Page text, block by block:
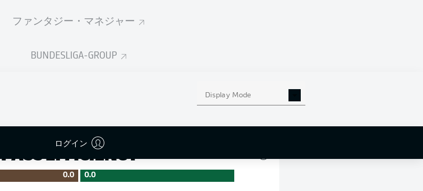
ファンタジー・マネジャー
BUNDESLIGA-GROUP
Display Mode
ログイン
PASS EFFICIENCY
0.0 0.0